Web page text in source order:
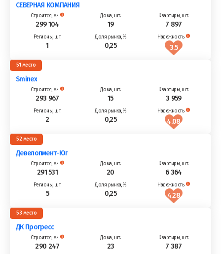
СЕВЕРНАЯ КОМПАНИЯ
299 104 19 7 897
1 0,25 3.5
51
Sminex
293 967 15 3 959
2 0,25 4.08
52
Девелопмент-Юг
291 531 20 6 364
5 0,25 4.28
53
ДК Прогресс
290 247 23 7 387